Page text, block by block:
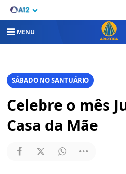
MENU
SÁBADO NO SANTUÁRIO
Celebre o mês
Casa da Mãe